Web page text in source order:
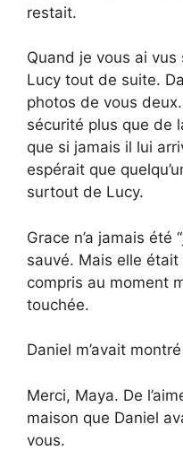
restait.
Quand je vous ai vus
Lucy tout de suite.
photos de vous
sécurité plus que de
que si jamais il lui
espérait que
surtout de Lucy.
Grace n’a jamais été
sauvé. Mais elle était
compris au moment
touchée.
Daniel m’avait
Merci, Maya. De
maison que Daniel
vous.